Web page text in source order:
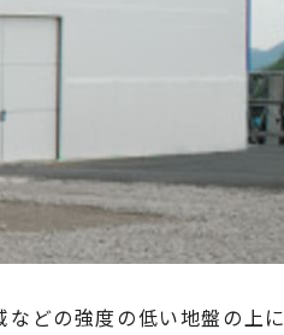
どの強度の低い地盤の上に